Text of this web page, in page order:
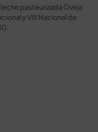
pasteurizada Oveja
y VIII Nacional de